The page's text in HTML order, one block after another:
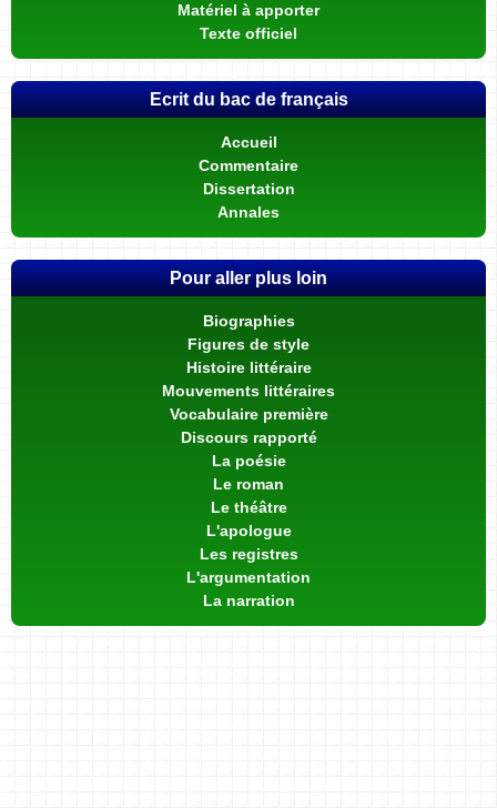
Matériel à apporter
Texte officiel
Ecrit du bac de français
Accueil
Commentaire
Dissertation
Annales
Pour aller plus loin
Biographies
Figures de style
Histoire littéraire
Mouvements littéraires
Vocabulaire première
Discours rapporté
La poésie
Le roman
Le théâtre
L'apologue
Les registres
L'argumentation
La narration